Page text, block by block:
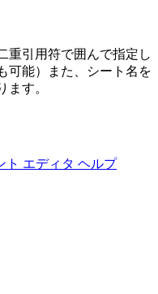
重引用符で囲んで指定し
可能）また、シート名を
ます。
ト エディタ ヘルプ